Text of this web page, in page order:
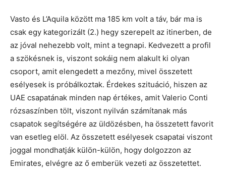
Vasto és L’Aquila között ma 185 km volt a táv, bár ma is
csak egy kategorizált (2.) hegy szerepelt az itinerben, de
az jóval nehezebb volt, mint a tegnapi. Kedvezett a profil
a szökésnek is, viszont sokáig nem alakult ki olyan
csoport, amit elengedett a mezőny, mivel összetett
esélyesek is próbálkoztak. Érdekes szituáció, hiszen az
UAE csapatának minden nap értékes, amit Valerio Conti
rózsaszínben tölt, viszont nyilván számítanak más
csapatok segítségére az üldözésben, ha összetett favorit
van esetleg elöl. Az összetett esélyesek csapatai viszont
joggal mondhatják külön-külön, hogy dolgozzon az
Emirates, elvégre az ő emberük vezeti az összetettet.